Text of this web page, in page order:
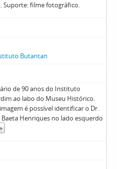
Suporte: filme fotográfico.
Butantan
de 90 anos do Instituto
ao labo do Museu Histórico.
é possível identificar o Dr.
Baeta Henriques no lado esquerdo
»